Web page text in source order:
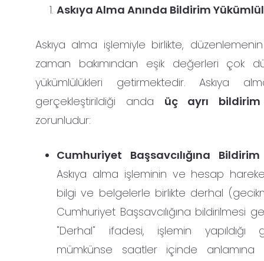
Askıya Alma Anında Bildirim
Askıya alma işlemiyle birlikte, düzenlemenin
zaman bakımından eşik değerleri çok
yükümlülükleri getirmektedir. Askıya
gerçekleştirildiği anda üç ayrı bildirim
zorunludur:
Cumhuriyet Başsavcılığına Bildirim
Askıya alma işleminin ve hesap
bilgi ve belgelerle birlikte derhal
Cumhuriyet Başsavcılığına bildirilmesi
"Derhal" ifadesi, işlemin yapıldığı
mümkünse saatler içinde anlamına